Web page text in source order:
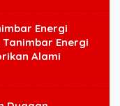
Energi
Tanimbar Energi
Alami